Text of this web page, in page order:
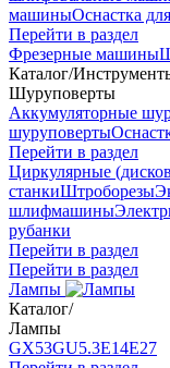
машиныОснастка
Перейти в раздел
Фрезерные машины
Каталог/
Шуруповерты
Аккумуляторные
шуруповерты
Перейти в раздел
Циркулярные
станкиШтроборезы
шлифмашины
рубанки
Перейти в раздел
Перейти в раздел
Лампы
Каталог/
Лампы
GX53GU5.3Е14Е27